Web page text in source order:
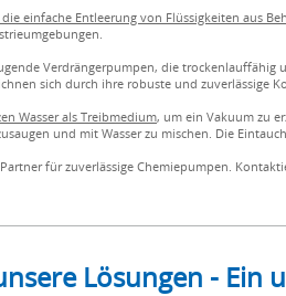
einfache Entleerung von Flüssigkeiten aus
Verdrängerpumpen, die
sich durch ihre robuste und zuverlässige
Wasser als Treibmedium, um ein Vakuum zu
und mit Wasser zu mischen. Die
für zuverlässige Chemiepumpen.
Lösungen -